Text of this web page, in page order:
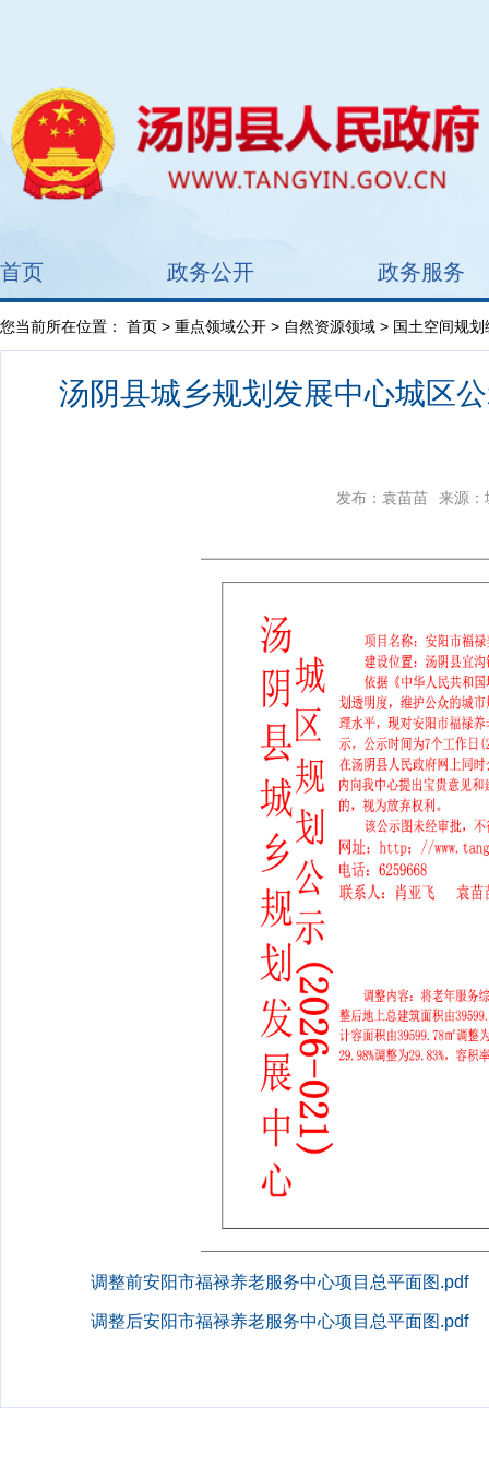
首页 政务公开 政务服务
您当前所在位置： 首页 > 重点领域公开 > 自然资源领域 > 国土空间规划
汤阴县城乡规划发展中心城区
发布：袁苗苗 来源
调整前安阳市福禄养老服务中心项目总平面图.pdf
调整后安阳市福禄养老服务中心项目总平面图.pdf